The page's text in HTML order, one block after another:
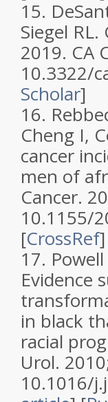
15.
Siegel
2019. CA
10.3322/
Scholar]
16.
Cheng I,
cancer
men of
Cancer.
10.1155/
[CrossRef
17.
Evidence
in black
racial
Urol.
10.1016/